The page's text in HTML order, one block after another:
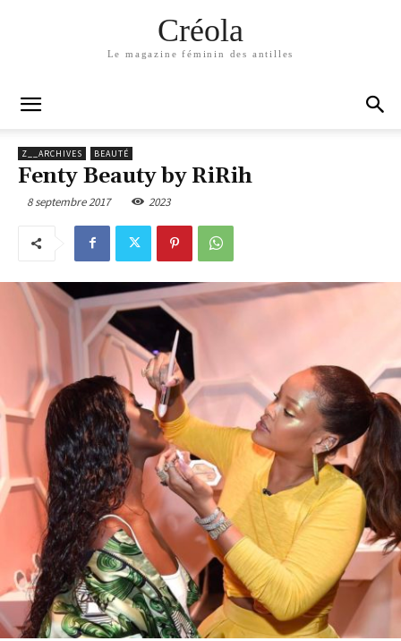
Créola
Le magazine féminin des antilles
Z__ARCHIVES BEAUTÉ
Fenty Beauty by RiRih
8 septembre 2017 2023